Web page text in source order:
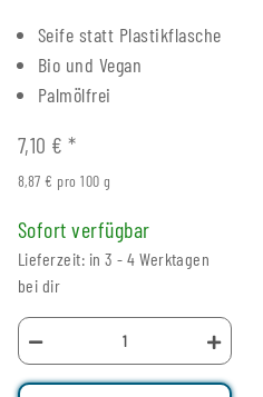
Seife statt Plastikflasche
Bio und Vegan
Palmölfrei
7,10 €*
8,87 € pro 100 g
Sofort verfügbar
Lieferzeit: in 3 - 4 Werktagen
bei dir